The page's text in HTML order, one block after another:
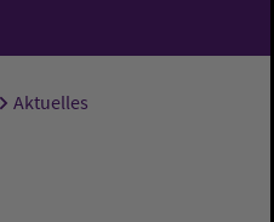
Aktuelles